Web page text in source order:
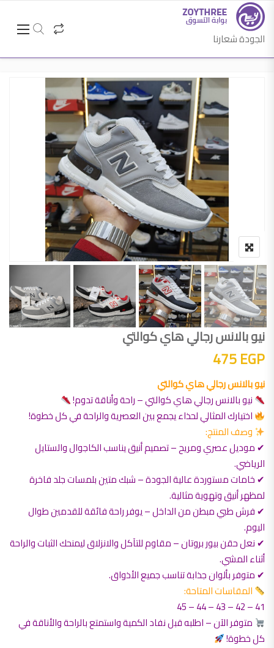
الجودة شعارنا
نيو بالانس رجالي هاي كوالتي
475EGP
نيو بالانس رجالي هاي كوالتي
نيو بالانس رجالي هاي كوالتي – راحة وأناقة تدوم!
اختيارك المثالي لحذاء يجمع بين العصرية والراحة في كل خطوة!
وصف المنتج:
✔ موديل عصري ومريح – تصميم أنيق يناسب الكاجوال والستايل
الرياضي.
✔ خامات مستوردة عالية الجودة – شبك متين بلمسات جلد فاخرة
لمظهر أنيق وتهوية مثالية.
✔ فرش طبي مبطن من الداخل – يوفر راحة فائقة للقدمين طوال
اليوم.
✔ نعل حقن بيور بروتان – مقاوم للتآكل والانزلاق ليمنحك الثبات والراحة
أثناء المشي.
✔ متوفر بألوان جذابة تناسب جميع الأذواق.
المقاسات المتاحة:
41 – 42 – 43 – 44 – 45
متوفر الآن – اطلبه قبل نفاد الكمية واستمتع بالراحة والأناقة في
كل خطوة!